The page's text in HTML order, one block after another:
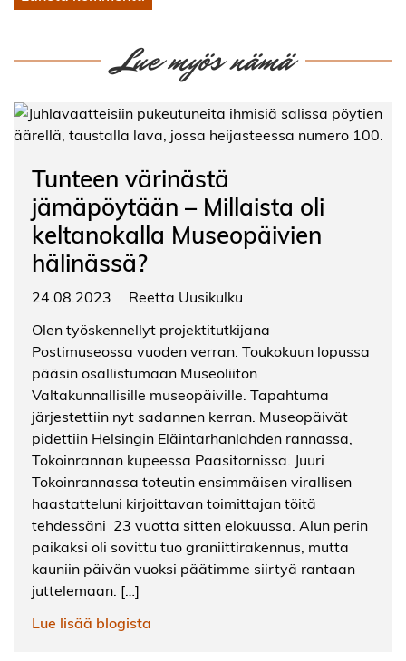
Lue myös nämä
Tunteen värinästä
jämäpöytään – Millaista oli
keltanokalla Museopäivien
hälinässä?
24.08.2023
Reetta Uusikulku
Olen työskennellyt projektitutkijana
Postimuseossa vuoden verran. Toukokuun lopussa
pääsin osallistumaan Museoliiton
Valtakunnallisille museopäiville. Tapahtuma
järjestettiin nyt sadannen kerran. Museopäivät
pidettiin Helsingin Eläintarhanlahden rannassa,
Tokoinrannan kupeessa Paasitornissa. Juuri
Tokoinrannassa toteutin ensimmäisen virallisen
haastatteluni kirjoittavan toimittajan töitä
tehdessäni 23 vuotta sitten elokuussa. Alun perin
paikaksi oli sovittu tuo graniittirakennus, mutta
kauniin päivän vuoksi päätimme siirtyä rantaan
juttelemaan. […]
Lue lisää blogista